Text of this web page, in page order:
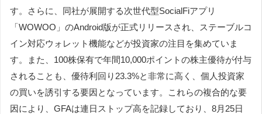
す。さらに、同社が展開する次世代型SocialFiアプリ
「WOWOO」のAndroid版が正式リリースされ、ステーブルコ
イン対応ウォレット機能などが投資家の注目を集めていま
す。また、100株保有で年間10,000ポイントの株主優待が付与
されることも、優待利回り23.3%と非常に高く、個人投資家
の買いを誘引する要因となっています。これらの複合的な要
因により、GFAは連日ストップ高を記録しており、8月25日